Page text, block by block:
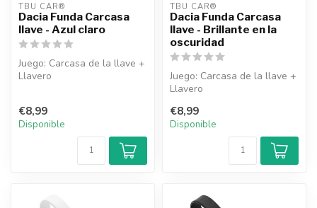
TBU CAR®
Dacia Funda Carcasa
llave - Azul claro
Juego: Carcasa de la llave +
Llavero
€8,99
Disponible
TBU CAR®
Dacia Funda Carcasa
llave - Brillante en la
oscuridad
Juego: Carcasa de la llave +
Llavero
€8,99
Disponible